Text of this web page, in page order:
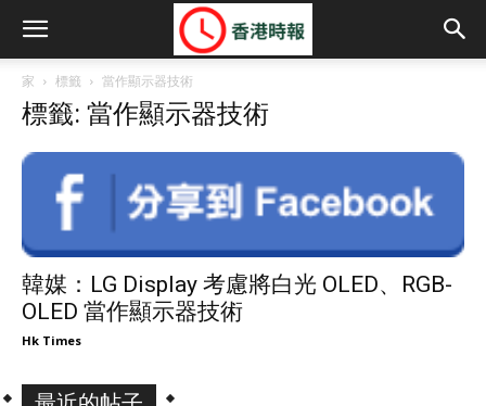
家 標籤 當作顯示器技術
標籤: 當作顯示器技術
韓媒：LG Display 考慮將白光 OLED、RGB-
OLED 當作顯示器技術
Hk Times